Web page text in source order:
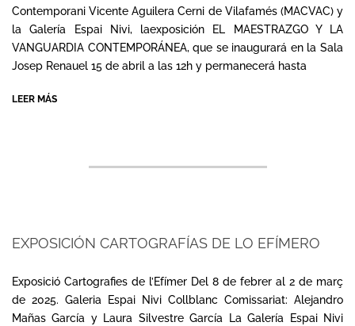
Contemporani Vicente Aguilera Cerni de Vilafamés (MACVAC) y
la Galería Espai Nivi, laexposición EL MAESTRAZGO Y LA
VANGUARDIA CONTEMPORÁNEA, que se inaugurará en la Sala
Josep Renauel 15 de abril a las 12h y permanecerá hasta
LEER MÁS
EXPOSICIÓN CARTOGRAFÍAS DE LO EFÍMERO
02-
03
Exposició Cartografies de l’Efímer Del 8 de febrer al 2 de març
de 2025. Galeria Espai Nivi Collblanc Comissariat: Alejandro
Mañas García y Laura Silvestre García La Galería Espai Nivi